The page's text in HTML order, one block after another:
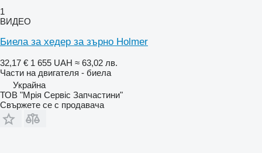
1
ВИДЕО
Биела за хедер за зърно Holmer
32,17 € 1 655 UAH ≈ 63,02 лв.
Части на двигателя - биела
Украйна
ТОВ "Мрія Сервіс Запчастини"
Свържете се с продавача